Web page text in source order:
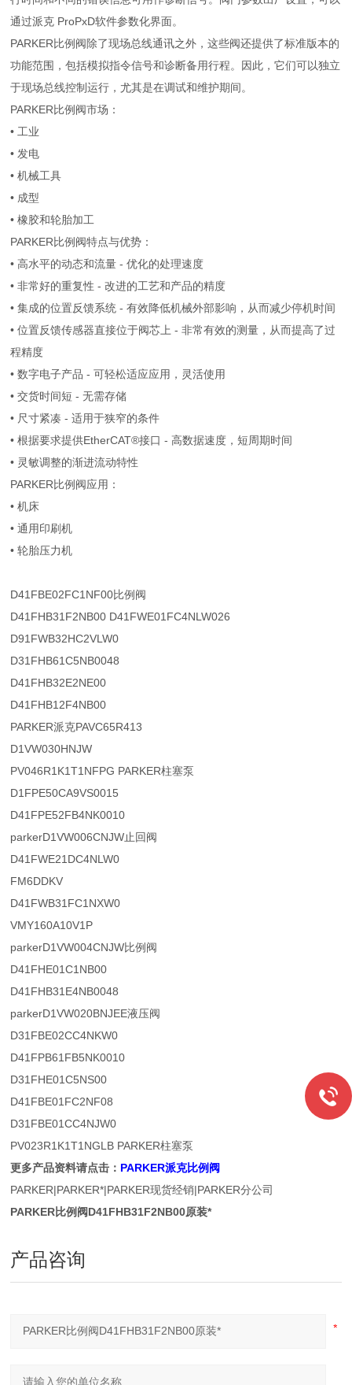
通过派克 ProPxD软件参数化界面。
PARKER比例阀除了现场总线通讯之外，这些阀还提供了标准版本的
功能范围，包括模拟指令信号和诊断备用行程。因此，它们可以独立
于现场总线控制运行，尤其是在调试和维护期间。
PARKER比例阀市场：
• 工业
• 发电
• 机械工具
• 成型
• 橡胶和轮胎加工
PARKER比例阀特点与优势：
• 高水平的动态和流量 - 优化的处理速度
• 非常好的重复性 - 改进的工艺和产品的精度
• 集成的位置反馈系统 - 有效降低机械外部影响，从而减少停机时间
• 位置反馈传感器直接位于阀芯上 - 非常有效的测量，从而提高了过
程精度
• 数字电子产品 - 可轻松适应应用，灵活使用
• 交货时间短 - 无需存储
• 尺寸紧凑 - 适用于狭窄的条件
• 根据要求提供EtherCAT®接口 - 高数据速度，短周期时间
• 灵敏调整的渐进流动特性
PARKER比例阀应用：
• 机床
• 通用印刷机
• 轮胎压力机
D41FBE02FC1NF00比例阀
D41FHB31F2NB00 D41FWE01FC4NLW026
D91FWB32HC2VLW0
D31FHB61C5NB0048
D41FHB32E2NE00
D41FHB12F4NB00
PARKER派克PAVC65R413
D1VW030HNJW
PV046R1K1T1NFPG PARKER柱塞泵
D1FPE50CA9VS0015
D41FPE52FB4NK0010
parkerD1VW006CNJW止回阀
D41FWE21DC4NLW0
FM6DDKV
D41FWB31FC1NXW0
VMY160A10V1P
parkerD1VW004CNJW比例阀
D41FHE01C1NB00
D41FHB31E4NB0048
parkerD1VW020BNJEE液压阀
D31FBE02CC4NKW0
D41FPB61FB5NK0010
D31FHE01C5NS00
D41FBE01FC2NF08
D31FBE01CC4NJW0
PV023R1K1T1NGLB PARKER柱塞泵
更多产品资料请点击： PARKER派克比例阀
PARKER|PARKER*|PARKER现货经销|PARKER分公司
PARKER比例阀D41FHB31F2NB00原装*
产品咨询